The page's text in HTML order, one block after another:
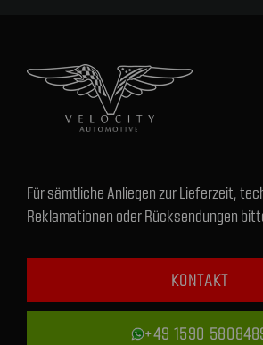
Für sämtliche Anliegen zur Lieferzeit,
Reklamationen oder Rücksendungen
KONTAKT
+49 1590